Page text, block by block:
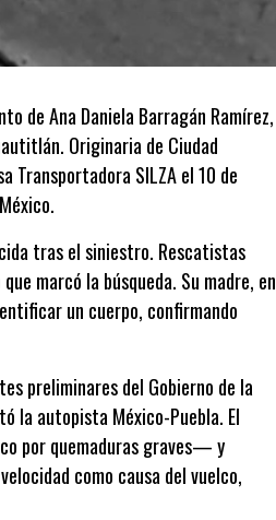
de Ana Daniela Barragán Ramírez,
Originaria de Ciudad
Transportadora SILZA el 10 de
tras el siniestro. Rescatistas
marcó la búsqueda. Su madre, en
un cuerpo, confirmando
preliminares del Gobierno de la
la autopista México-Puebla. El
por quemaduras graves— y
como causa del vuelco,